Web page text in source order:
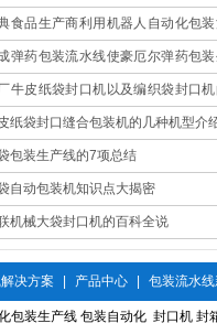
食品生产商利用机器人自动化包
效改造
弹药包装流水线使豪厄尔弹药包
全
牛皮纸袋封口机以及编织袋封口
展示
纸袋封口缝合包装机的几种机型介
包装生产线的7项总结
自动包装机知识点大揭密
机械大袋封口机的百科全说
决方案 产品中心 包装流水
包装生产线 包装自动化 封口机 封